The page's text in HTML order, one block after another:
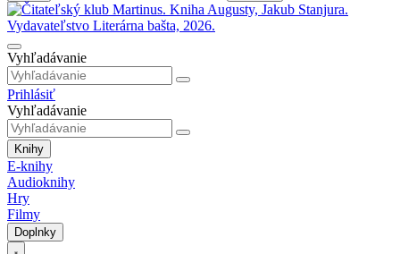
Vyhľadávanie
Prihlásiť
Vyhľadávanie
Knihy
E-knihy
Audioknihy
Hry
Filmy
Doplnky